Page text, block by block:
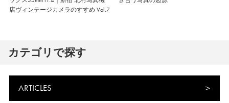
店ヴィンテージカメラのすすめ Vol.7
カテゴリで探す
ARTICLES